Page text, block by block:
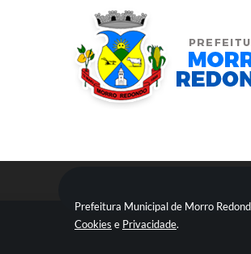
Prefeitura Municipal de Morro
Cookies e Privacidade.